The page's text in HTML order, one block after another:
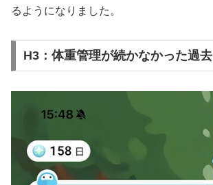
るようになりました。
H3：体重管理が続かなかった過去